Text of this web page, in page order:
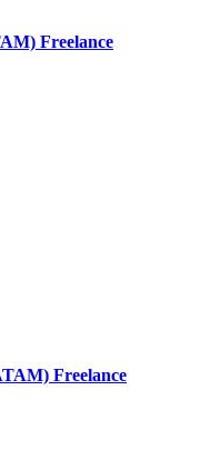
Freelance
Freelance